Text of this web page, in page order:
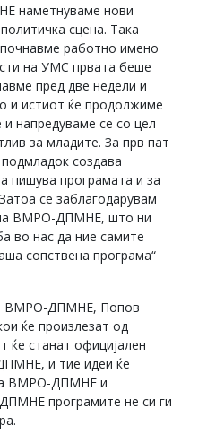
наметнуваме нови
сцена. Така
работно имено
на УМС првата беше
пред две недели и
и истиот ќе продолжиме
напредуваме се со цел
за младите. За прв пат
создава
пишува програмата и за
се заблагодарувам
ВМРО-ДПМНЕ, што ни
во нас да ние самите
сопствена програма“
ВМРО-ДПМНЕ, Попов
ќе произлезат од
ќе станат официјален
и тие идеи ќе
ВМРО-ДПМНЕ и
програмите не си ги